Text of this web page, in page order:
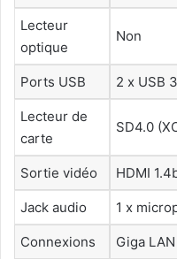
Lecteur
optique
Non
Ports USB 2 x USB
Lecteur de
carte
SD4.0
Sortie vidéo HDMI
Jack audio 1 x
Connexions Giga